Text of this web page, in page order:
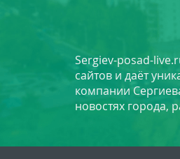
Sergiev-posad-
сайтов и даёт
компании
новостях города,